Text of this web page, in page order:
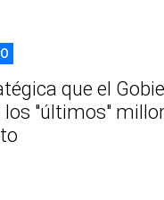
que el
"últimos"